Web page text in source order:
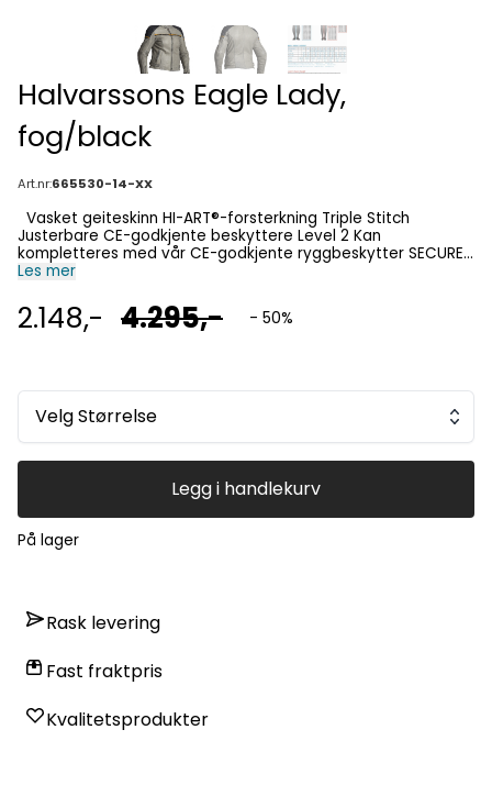
Halvarssons Eagle Lady,
fog/black
Art.nr:665530-14-XX
Justerbare CE-godkjente beskyttere Level 2 Kan
kompletteres med vår CE-godkjente ryggbeskytter SECURE
L2 Kan kobles sammen med bukse Justerbar midje CE-
Les mer
2.148,- 4.295,- - 50%
Velg Størrelse
Legg i handlekurv
På lager
Rask levering
Fast fraktpris
Kvalitetsprodukter